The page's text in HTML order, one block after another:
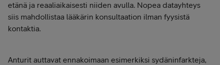
etänä ja reaaliaikaisesti niiden avulla. Nopea datayhteys
siis mahdollistaa lääkärin konsultaation ilman fyysistä
kontaktia.
Anturit auttavat ennakoimaan esimerkiksi sydäninfarkteja,